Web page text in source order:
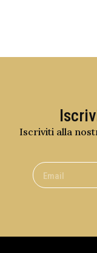
Iscriviti alla